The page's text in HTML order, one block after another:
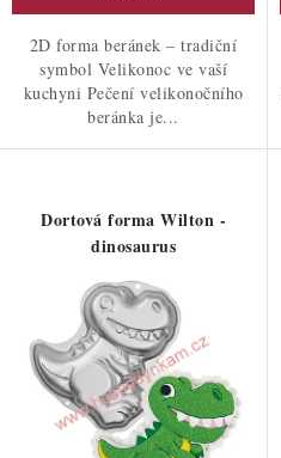
2D forma beránek – tradiční
symbol Velikonoc ve vaší
kuchyni Pečení velikonočního
beránka je...
Dortová forma Wilton -
dinosaurus